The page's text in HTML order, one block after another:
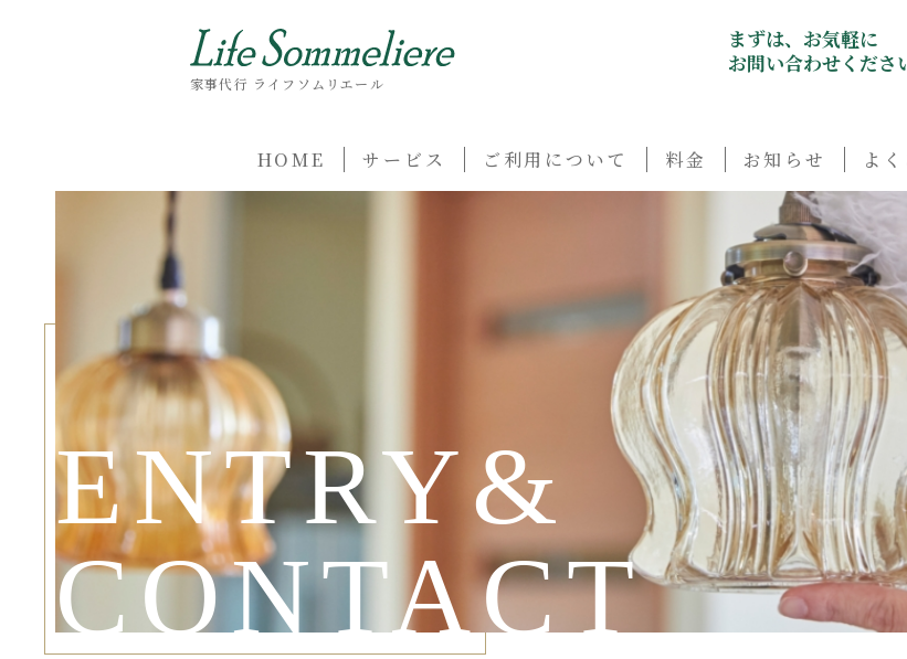
家事代行 ライフソムリエール
まずは、お気軽に
お問い合わせくださ
HOME サービス ご利用について 料金 お知らせ よ
ENTRY&
CONTACT